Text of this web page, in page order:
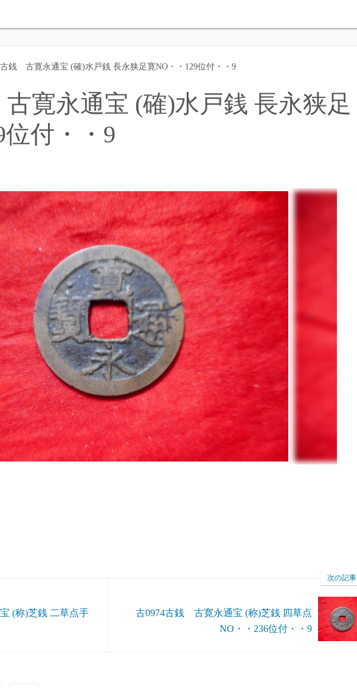
古銭 古寛永通宝 (確)水戸銭 長永狭足寛NO・・129位付・・9
寛永通宝 (確)水戸銭 長永狭足
付・・9
(称)芝銭 二草点手
次の記事
古0974古銭 古寛永通宝 (称)芝銭 四草点
NO・・236位付・・9